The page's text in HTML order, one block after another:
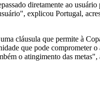
diretamente ao
explicou Portugal,
cláusula que permite à
que pode comprometer
o atingimento das